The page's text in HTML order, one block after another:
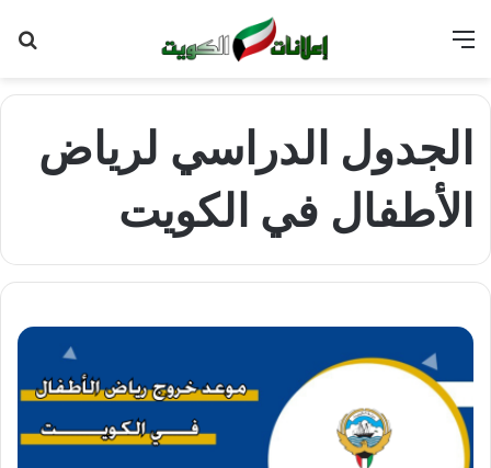
الجدول الدراسي لرياض
الأطفال في الكويت